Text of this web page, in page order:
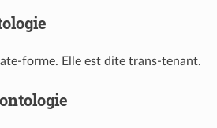
forme. Elle est dite trans-tenant.